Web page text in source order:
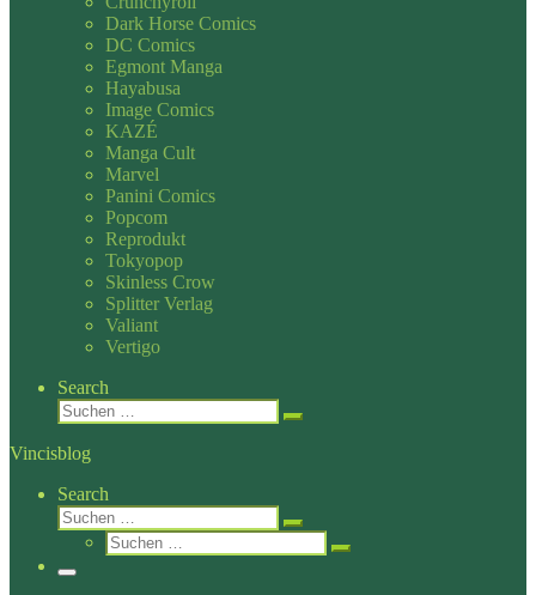
Dark Horse Comics
DC Comics
Egmont Manga
Hayabusa
Image Comics
KAZÉ
Manga Cult
Marvel
Panini Comics
Popcom
Reprodukt
Tokyopop
Skinless Crow
Splitter Verlag
Valiant
Vertigo
Search
Suche
Suchen …
Vincisblog
Search
Suche
Suchen …
Suche
Suchen …
Menü